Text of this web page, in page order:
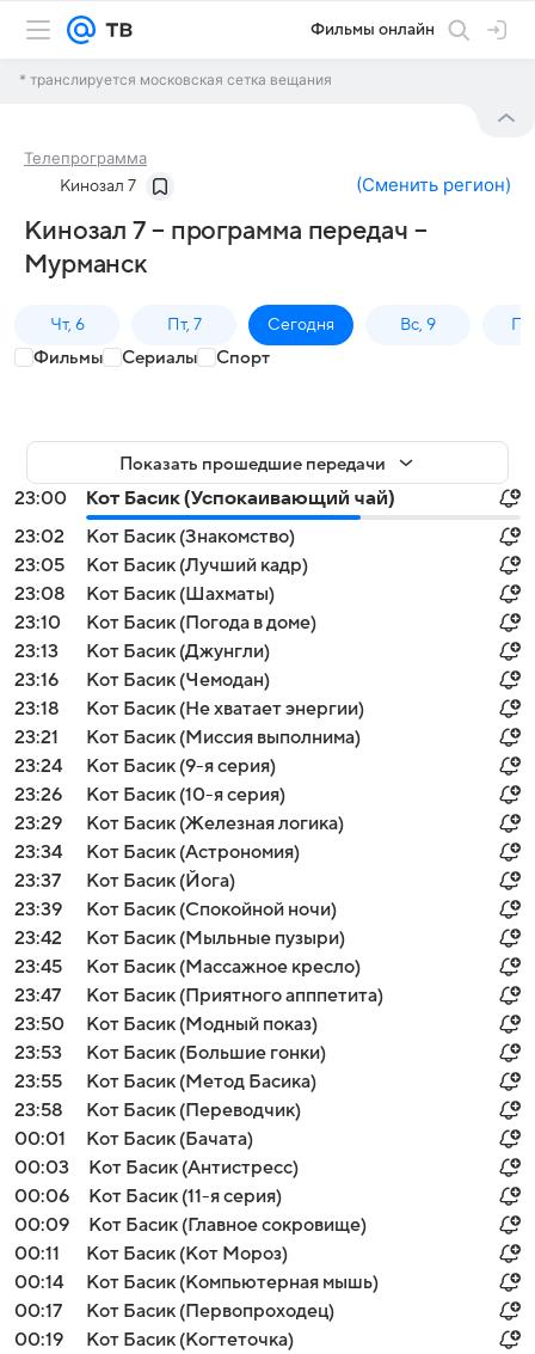
Фильмы онлайн
* транслируется московская сетка вещания
Телепрограмма
Кинозал 7 (Сменить регион)
Кинозал 7 – программа передач –
Мурманск
Чт, 6 Пт, 7 Сегодня Вс, 9
Фильмы Сериалы Спорт
Показать прошедшие передачи
23:00
Кот Басик (Успокаивающий чай)
23:02
Кот Басик (Знакомство)
23:05
Кот Басик (Лучший кадр)
23:08
Кот Басик (Шахматы)
23:10
Кот Басик (Погода в доме)
23:13
Кот Басик (Джунгли)
23:16
Кот Басик (Чемодан)
23:18
Кот Басик (Не хватает энергии)
23:21
Кот Басик (Миссия выполнима)
23:24
Кот Басик (9-я серия)
23:26
Кот Басик (10-я серия)
23:29
Кот Басик (Железная логика)
23:34
Кот Басик (Астрономия)
23:37
Кот Басик (Йога)
23:39
Кот Басик (Спокойной ночи)
23:42
Кот Басик (Мыльные пузыри)
23:45
Кот Басик (Массажное кресло)
23:47
Кот Басик (Приятного апппетита)
23:50
Кот Басик (Модный показ)
23:53
Кот Басик (Большие гонки)
23:55
Кот Басик (Метод Басика)
23:58
Кот Басик (Переводчик)
00:01
Кот Басик (Бачата)
00:03
Кот Басик (Антистресс)
00:06
Кот Басик (11-я серия)
00:09
Кот Басик (Главное сокровище)
00:11
Кот Басик (Кот Мороз)
00:14
Кот Басик (Компьютерная мышь)
00:17
Кот Басик (Первопроходец)
00:19
Кот Басик (Когтеточка)